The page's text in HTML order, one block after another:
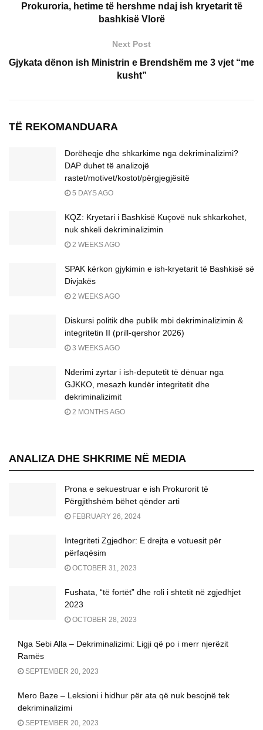
Prokuroria, hetime të hershme ndaj ish kryetarit të
bashkisë Vlorë
Next Post
Gjykata dënon ish Ministrin e Brendshëm me 3 vjet “me
kusht”
TË REKOMANDUARA
Dorëheqje dhe shkarkime nga dekriminalizimi?
DAP duhet të analizojë
rastet/motivet/kostot/përgjegjësitë
5 DAYS AGO
KQZ: Kryetari i Bashkisë Kuçovë nuk shkarkohet,
nuk shkeli dekriminalizimin
2 WEEKS AGO
SPAK kërkon gjykimin e ish-kryetarit të Bashkisë së
Divjakës
2 WEEKS AGO
Diskursi politik dhe publik mbi dekriminalizimin &
integritetin II (prill-qershor 2026)
3 WEEKS AGO
Nderimi zyrtar i ish-deputetit të dënuar nga
GJKKO, mesazh kundër integritetit dhe
dekriminalizimit
2 MONTHS AGO
ANALIZA DHE SHKRIME NË MEDIA
Prona e sekuestruar e ish Prokurorit të
Përgjithshëm bëhet qënder arti
FEBRUARY 26, 2024
Integriteti Zgjedhor: E drejta e votuesit pёr
përfaqësim
OCTOBER 31, 2023
Fushata, “të fortët” dhe roli i shtetit në zgjedhjet
2023
OCTOBER 28, 2023
Nga Sebi Alla – Dekriminalizimi: Ligji që po i merr njerëzit
Ramës
SEPTEMBER 20, 2023
Mero Baze – Leksioni i hidhur për ata që nuk besojnë tek
dekriminalizimi
SEPTEMBER 20, 2023